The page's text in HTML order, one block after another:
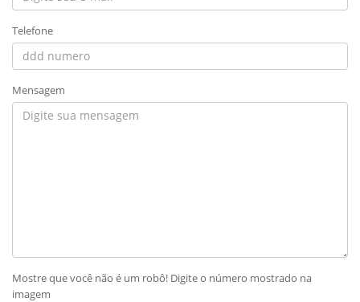
Telefone
Mensagem
Mostre que você não é um robô! Digite o número mostrado na
imagem